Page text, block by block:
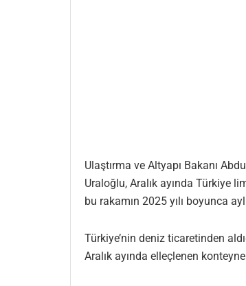
Ulaştırma ve Altyapı Bakanı
Uraloğlu, Aralık ayında Türkiye
bu rakamın 2025 yılı boyunca
Türkiye’nin deniz ticaretinden
Aralık ayında elleçlenen